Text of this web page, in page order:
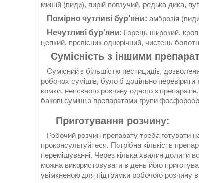
мишій (види), пирій повзучий, редька дика,
Помірно чутливі бур'яни: амброзія
Нечутливі бур’яни: Горець широкий,
цепкий, пролісник однорічний, чистець
Сумісність з іншими
Сумісний з більшістю пестицидів,
робочох сумішів, було б доцільно перевірити
комки, неповного розчину одного з
бакові суміші з препаратами групи
Приготування розчину:
Робочий розчин препарату треба готувати
проконсультуйтеся. Потрібна кількість
перемішуванні. Через кілька хвилин долити
можна використовувати в день його
увімкненою для підтримки робочого розчину